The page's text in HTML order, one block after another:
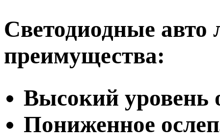
Светодиодные
преимущества:
Высокий уровень
Пониженное